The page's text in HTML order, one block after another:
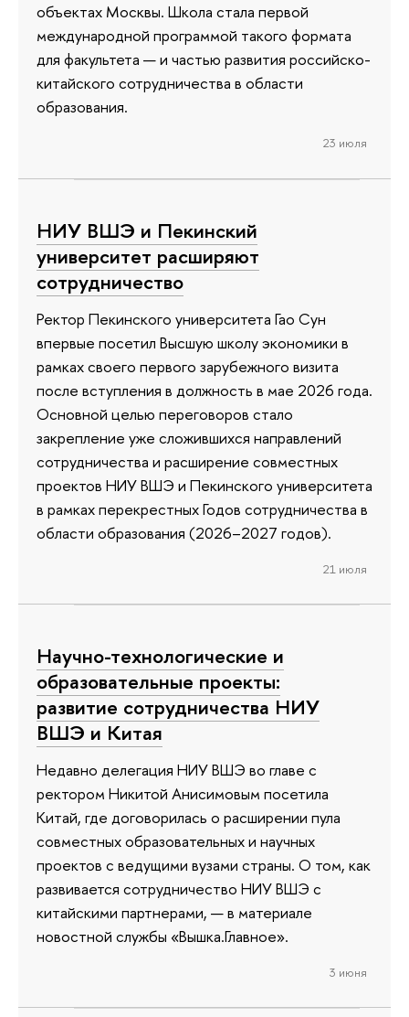
объектах Москвы. Школа стала первой
международной программой такого формата
для факультета — и частью развития российско-
китайского сотрудничества в области
образования.
23 июля
НИУ ВШЭ и Пекинский
университет расширяют
сотрудничество
Ректор Пекинского университета Гао Сун
впервые посетил Высшую школу экономики в
рамках своего первого зарубежного визита
после вступления в должность в мае 2026 года.
Основной целью переговоров стало
закрепление уже сложившихся направлений
сотрудничества и расширение совместных
проектов НИУ ВШЭ и Пекинского университета
в рамках перекрестных Годов сотрудничества в
области образования (2026–2027 годов).
21 июля
Научно-технологические и
образовательные проекты:
развитие сотрудничества НИУ
ВШЭ и Китая
Недавно делегация НИУ ВШЭ во главе с
ректором Никитой Анисимовым посетила
Китай, где договорилась о расширении пула
совместных образовательных и научных
проектов с ведущими вузами страны. О том, как
развивается сотрудничество НИУ ВШЭ с
китайскими партнерами, — в материале
новостной службы «Вышка.Главное».
3 июня